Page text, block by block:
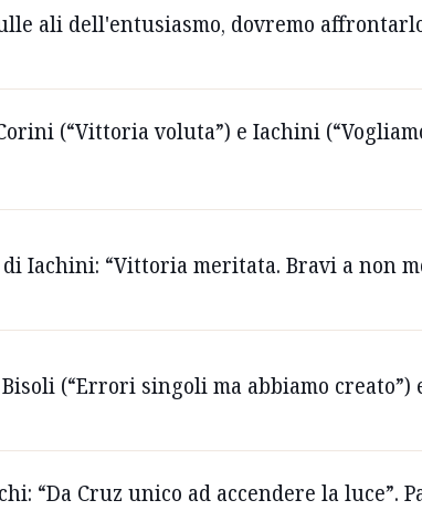
ali dell'entusiasmo, dovremo
(“Vittoria voluta”) e Iachini
di Iachini: “Vittoria meritata. Bravi a non
Bisoli (“Errori singoli ma abbiamo
“Da Cruz unico ad accendere la luce”.